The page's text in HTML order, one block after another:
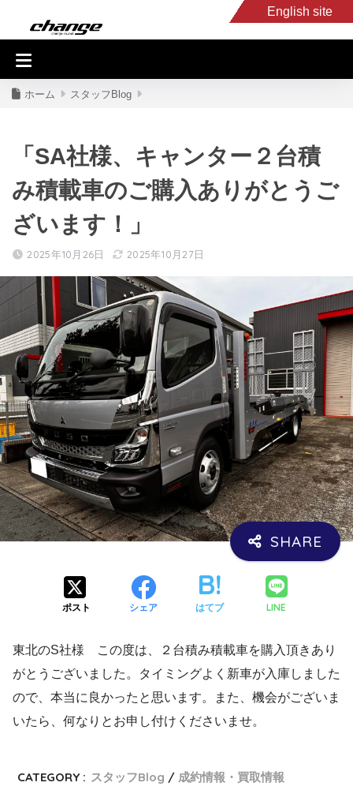
English site
入庫車情報
ホーム スタッフBlog
「SA社様、キャンター２台積
み積載車のご購入ありがとうご
ざいます！」
2025年10月26日 2025年10月27日
ポスト シェア はてブ LINE
東北のS社様 この度は、２台積み積載車を購入頂きあり
がとうございました。タイミングよく新車が入庫しました
ので、本当に良かったと思います。また、機会がございま
いたら、何なりとお申し付けくださいませ。
CATEGORY : スタッフBlog 成約情報・買取情報